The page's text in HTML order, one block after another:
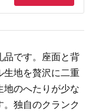
品です。座面と背
生地を贅沢に二重
地のへたりが少な
。独自のクランク